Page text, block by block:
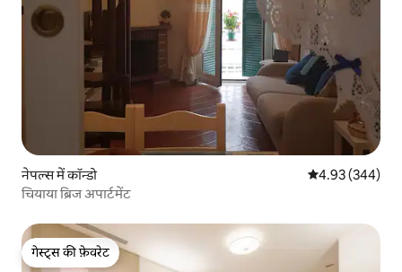
नेपल्स में कॉन्डो औसत रेटिंग 5 में से
4.93 (344)
चियाया ब्रिज अपार्टमेंट
गेस्ट्स की फ़ेवरेट
गेस्ट्स की फ़ेवरेट